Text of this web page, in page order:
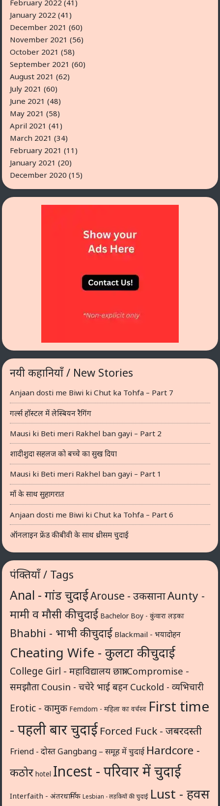
February 2022 (41)
January 2022 (41)
December 2021 (60)
November 2021 (56)
October 2021 (58)
September 2021 (60)
August 2021 (62)
July 2021 (60)
June 2021 (48)
May 2021 (58)
April 2021 (41)
March 2021 (34)
February 2021 (11)
January 2021 (20)
December 2020 (15)
नयी कहानियाँ / New Stories
Anjaan dosti me Biwi ki Chut ka Tohfa – Part 7
गर्ल्स हॉस्टल में लेस्बियन रैगिंग
Mausi ki Beti meri Rakhel ban gayi – Part 2
शादीशुदा सहलज को बच्चे का सुख दिया
Mausi ki Beti meri Rakhel ban gayi – Part 1
माँ के साथ सुहागरात
Anjaan dosti me Biwi ki Chut ka Tohfa – Part 6
ऑनलाइन फ्रेंड की बीवी के साथ थ्रीसम चुदाई
पंक्तियाँ / Tags
Anal - गांड चुदाईArouse - उकसानाAunty -
मामी व मौसी की चुदाई Bachelor Boy - कुंवारा लड़का
Bhabhi - भाभी की चुदाई Blackmail - भयादोहन
Cheating Wife - कुलटा की चुदाई
College Girl - महाविद्यालय छात्राCompromise -
समझौता Cousin - चचेरे भाई बहन Cuckold - व्यभिचारी
Erotic - कामुक Femdom - महिला का वर्चस्व First time
- पहली बार चुदाई Forced Fuck - जबरदस्ती
Friend - दोस्त Gangbang – समूह में चुदाई Hardcore -
कठोर hotel Incest - परिवार में चुदाई
Interfaith - अंतरधार्मिक Lesbian - लड़कियों की चुदाई Lust - हवस